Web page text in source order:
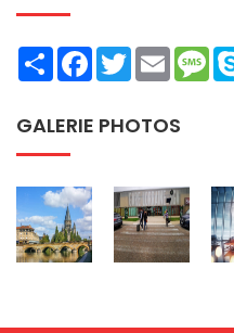
ShareFacebookTwitterEmail
GALERIE PHOTOS